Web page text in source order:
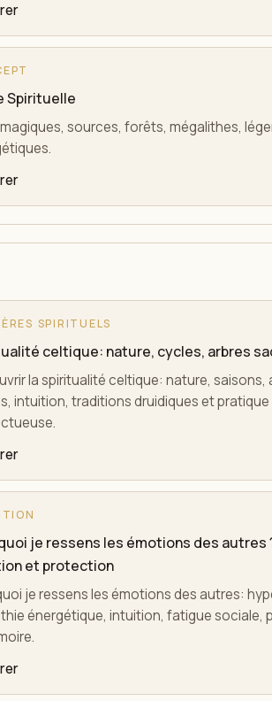
Spirituelle
sources, forêts, mégalithes,
SPIRITUELS
celtique: nature, cycles, arbres
la spiritualité celtique: nature, saisons,
intuition, traditions druidiques et
je ressens les émotions des autres
et protection
je ressens les émotions des autres:
énergétique, intuition, fatigue sociale,